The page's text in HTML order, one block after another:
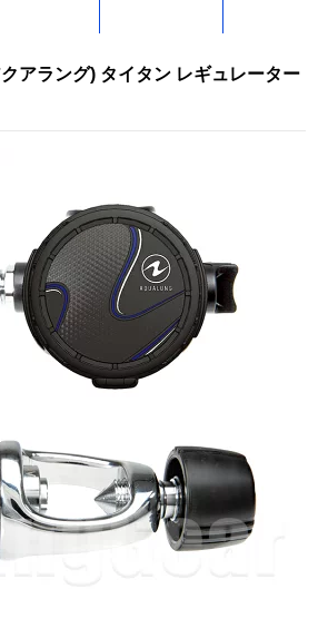
マレス)
ック ADJ 82X
多数の独自テクノ
ロジーを搭載した
高性能モデル
ラム
ランドネレウ
RX4100
タンレギュレータ
ー
Lung(アクア
グ) レジェン
リート レギ
ーター
上級ダイバーにも
おすすめのハイエ
ンド仕様
バランスダイヤ
ラム
アラング) タイタン レギュレーター